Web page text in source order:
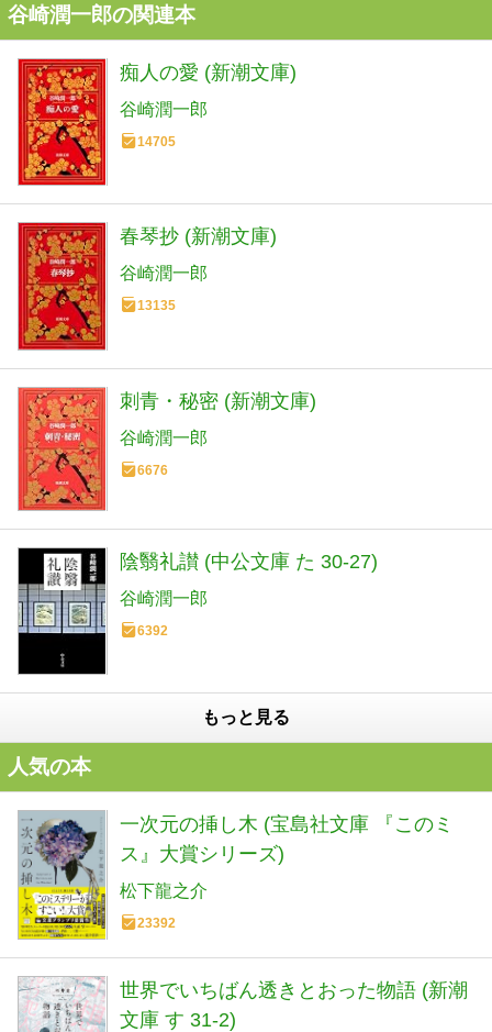
谷崎潤一郎の関連本
痴人の愛 (新潮文庫)
谷崎潤一郎
14705
春琴抄 (新潮文庫)
谷崎潤一郎
13135
刺青・秘密 (新潮文庫)
谷崎潤一郎
6676
陰翳礼讃 (中公文庫 た 30-27)
谷崎潤一郎
6392
もっと見る
人気の本
一次元の挿し木 (宝島社文庫 『このミ
ス』大賞シリーズ)
松下龍之介
23392
世界でいちばん透きとおった物語 (新潮
文庫 す 31-2)